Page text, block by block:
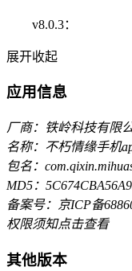
v8.0.3：
展开收起
应用信息
厂商：铁岭科技有限
名称：不朽情缘手机
包名：
MD5：
备案号：京ICP备
权限须知点击查看
其他版本